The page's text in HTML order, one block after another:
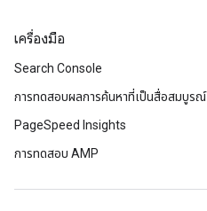
เครื่องมือ
Search Console
การทดสอบผลการค้นหาที่เป็นสื่อสมบูรณ์
PageSpeed Insights
การทดสอบ AMP